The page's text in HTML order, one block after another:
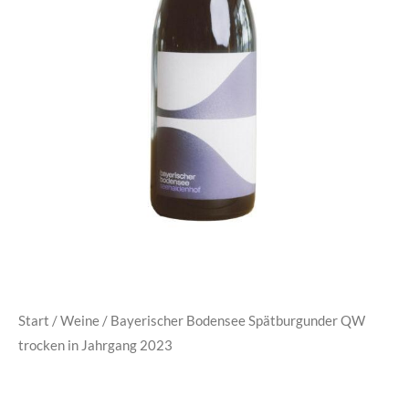
Start /Weine / Bayerischer Bodensee Spätburgunder QW
trocken in Jahrgang 2023